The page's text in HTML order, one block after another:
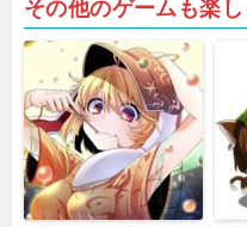
その他のゲームも楽し